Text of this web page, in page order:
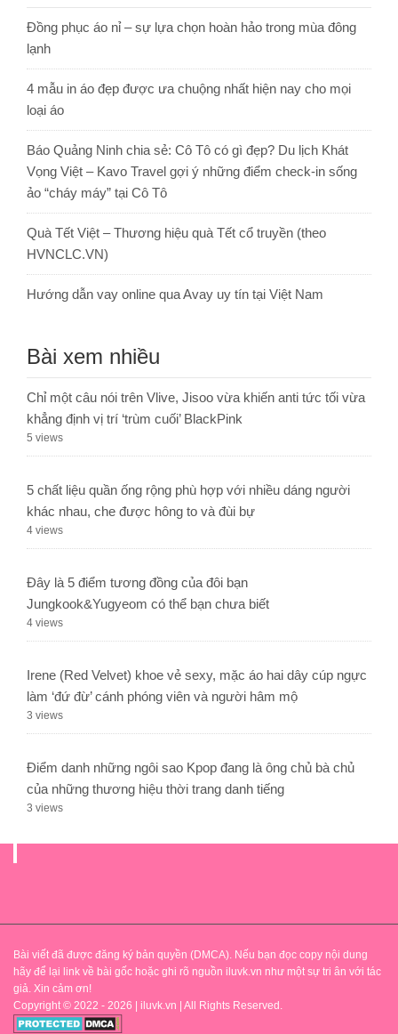
Đồng phục áo nỉ – sự lựa chọn hoàn hảo trong mùa đông
lạnh
4 mẫu in áo đẹp được ưa chuộng nhất hiện nay cho mọi
loại áo
Báo Quảng Ninh chia sẻ: Cô Tô có gì đẹp? Du lịch Khát
Vọng Việt – Kavo Travel gợi ý những điểm check-in sống
ảo “cháy máy” tại Cô Tô
Quà Tết Việt – Thương hiệu quà Tết cổ truyền (theo
HVNCLC.VN)
Hướng dẫn vay online qua Avay uy tín tại Việt Nam
Bài xem nhiều
Chỉ một câu nói trên Vlive, Jisoo vừa khiến anti tức tối vừa
khẳng định vị trí ‘trùm cuối’ BlackPink
5 views
5 chất liệu quần ống rộng phù hợp với nhiều dáng người
khác nhau, che được hông to và đùi bự
4 views
Đây là 5 điểm tương đồng của đôi bạn
Jungkook&Yugyeom có thể bạn chưa biết
4 views
Irene (Red Velvet) khoe vẻ sexy, mặc áo hai dây cúp ngực
làm ‘đứ đừ’ cánh phóng viên và người hâm mộ
3 views
Điểm danh những ngôi sao Kpop đang là ông chủ bà chủ
của những thương hiệu thời trang danh tiếng
3 views
Bài viết đã được đăng ký bản quyền (DMCA). Nếu bạn đọc copy nội dung
hãy để lại link về bài gốc hoặc ghi rõ nguồn iluvk.vn như một sự tri ân với tác
giả. Xin cảm ơn!
Copyright © 2022 - 2026 | iluvk.vn | All Rights Reserved.